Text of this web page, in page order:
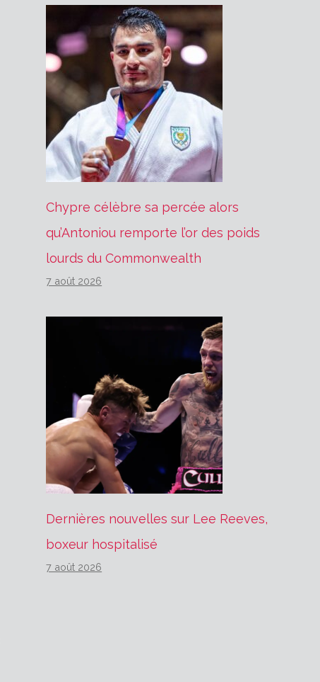
Chypre célèbre sa percée alors
qu’Antoniou remporte l’or des poids
lourds du Commonwealth
7 août 2026
Dernières nouvelles sur Lee Reeves,
boxeur hospitalisé
7 août 2026